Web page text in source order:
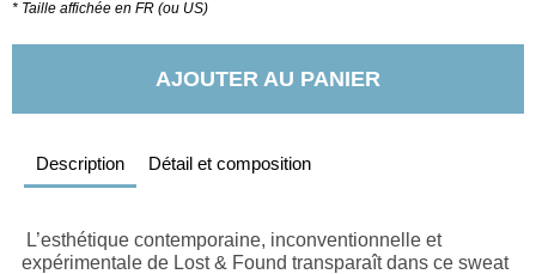
* Taille affichée en FR (ou US)
AJOUTER AU PANIER
Description Détail et composition
L’esthétique contemporaine, inconventionnelle et
expérimentale de Lost & Found transparaît dans ce sweat